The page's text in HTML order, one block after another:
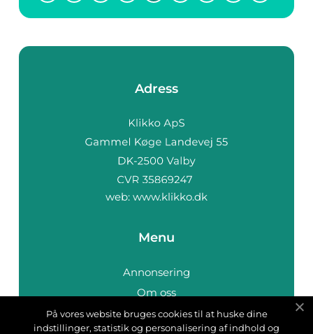
Adress
web: www.klikko.dk
Menu
Annonsering
Om oss
Cookies
På vores website bruges cookies til at huske dine
indstillinger, statistik og personalisering af indhold og